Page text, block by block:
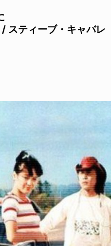
スティーブ・キャバレ